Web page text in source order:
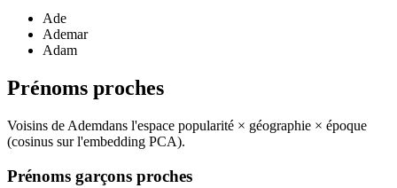
Ade
Ademar
Adam
Prénoms proches
Voisins de Ademdans l'espace popularité × géographie × époque
(cosinus sur l'embedding PCA).
Prénoms garçons proches